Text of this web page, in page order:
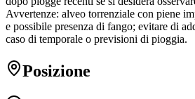
Avvertenze: alveo torrenziale con piene
e possibile presenza di fango; evitare di
caso di temporale o previsioni di pioggia.
Posizione